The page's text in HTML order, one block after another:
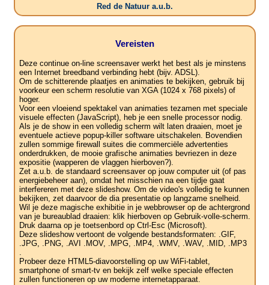
Red de Natuur a.u.b.
Vereisten
Deze continue on-line screensaver werkt het best als je minstens
een Internet breedband verbinding hebt (bijv. ADSL).
Om de schitterende plaatjes en animaties te bekijken, gebruik bij
voorkeur een scherm resolutie van XGA (1024 x 768 pixels) of
hoger.
Voor een vloeiend spektakel van animaties tezamen met speciale
visuele effecten (JavaScript), heb je een snelle processor nodig.
Als je de show in een volledig scherm wilt laten draaien, moet je
eventuele actieve popup-killer software uitschakelen. Bovendien
zullen sommige firewall suites die commerciële advertenties
onderdrukken, de mooie grafische animaties bevriezen in deze
expositie (wapperen de vlaggen hierboven?).
Zet a.u.b. de standaard screensaver op jouw computer uit (of pas
energiebeheer aan), omdat het misschien na een tijdje gaat
interfereren met deze slideshow. Om de video's volledig te kunnen
bekijken, zet daarvoor de dia presentatie op langzame snelheid.
Wil je deze magische exhibitie in je webbrowser op de achtergrond
van je bureaublad draaien: klik hierboven op Gebruik-volle-scherm.
Druk daarna op je toetsenbord op Ctrl-Esc (Microsoft).
Deze slideshow vertoont de volgende bestandsformaten: .GIF,
.JPG, .PNG, .AVI .MOV, .MPG, .MP4, .WMV, .WAV, .MID, .MP3
.
Probeer deze HTML5-diavoorstelling op uw WiFi-tablet,
smartphone of smart-tv en bekijk zelf welke speciale effecten
zullen functioneren op uw moderne internetapparaat.